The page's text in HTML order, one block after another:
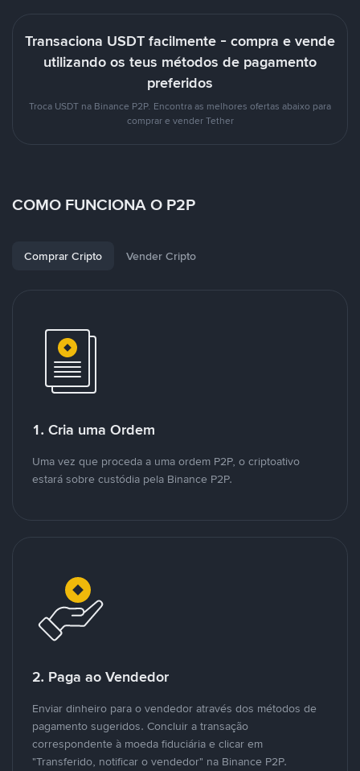
Transaciona USDT facilmente - compra e vende
utilizando os teus métodos de pagamento
preferidos
Troca USDT na Binance P2P. Encontra as melhores ofertas abaixo para
comprar e vender Tether
COMO FUNCIONA O P2P
Comprar Cripto Vender Cripto
1. Cria uma Ordem
Uma vez que proceda a uma ordem P2P, o criptoativo
estará sobre custódia pela Binance P2P.
2. Paga ao Vendedor
Enviar dinheiro para o vendedor através dos métodos de
pagamento sugeridos. Concluir a transação
correspondente à moeda fiduciária e clicar em
"Transferido, notificar o vendedor" na Binance P2P.